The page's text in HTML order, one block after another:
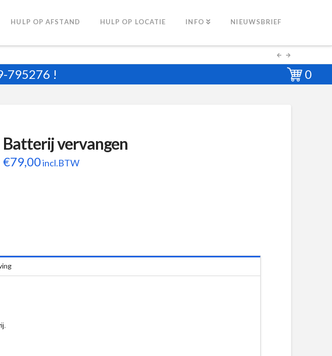
HULP OP AFSTAND HULP OP LOCATIE INFO NIEUWSBRIEF
795276 ! 0
Batterij vervangen
€79,00incl.BTW